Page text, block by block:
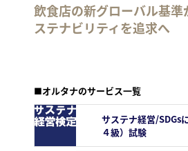
飲食店の新グローバル基準
ステナビリティを追求へ
■オルタナのサービス一覧
サステナ経営/SDGs
４級）試験